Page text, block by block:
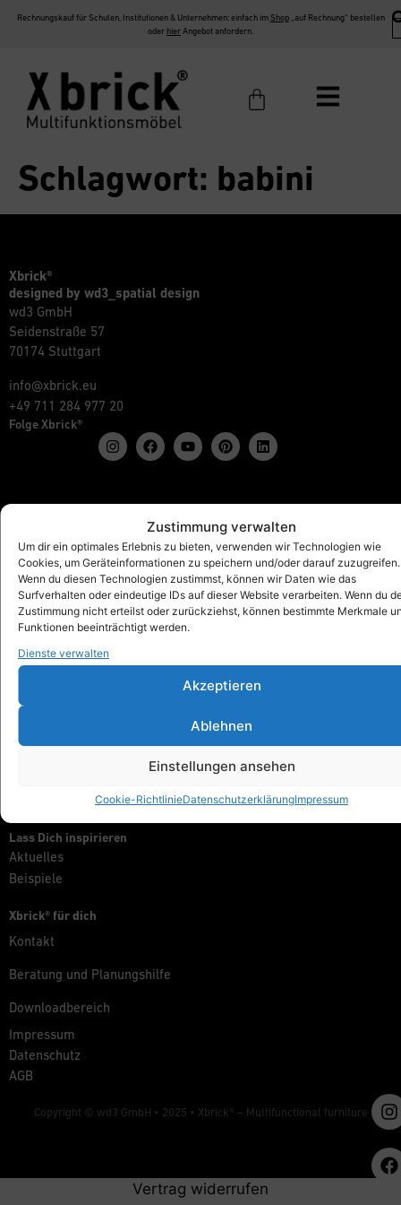
Zustimmung verwalten
Um dir ein optimales Erlebnis zu bieten, verwenden wir Technologien wie
Cookies, um Geräteinformationen zu speichern und/oder darauf zuzugreifen.
Wenn du diesen Technologien zustimmst, können wir Daten wie das
Surfverhalten oder eindeutige IDs auf dieser Website verarbeiten. Wenn du
Zustimmung nicht erteilst oder zurückziehst, können bestimmte Merkmale
Funktionen beeinträchtigt werden.
Dienste verwalten
Akzeptieren
Ablehnen
Einstellungen ansehen
Cookie-RichtlinieDatenschutzerklärungImpressum
Rechnungskauf für Schulen, Institutionen & Unternehmen: einfach im Shop„auf Rechnung“ bestellen
oder hier Angebot anfordern.
Schlagwort: babini
Xbrick®
designed by wd3_spatial design
wd3 GmbH
Seidenstraße 57
70174 Stuttgart
info@xbrick.eu
+49 711 284 977 20
Folge Xbrick®
Xbrick® Das Original
Xbrick® Zubehör
Xbrick® Sets
Xbrick® für
Workspaces & Teamwork
Outdoor, Home & Living
Lass Dich inspirieren
Aktuelles
Beispiele
Xbrick® für dich
Kontakt
Beratung und Planungshilfe
Downloadbereich
Impressum
Datenschutz
AGB
Copyright © wd3 GmbH • 2025 • Xbrick® – Multifunctional furniture
Vertrag widerrufen